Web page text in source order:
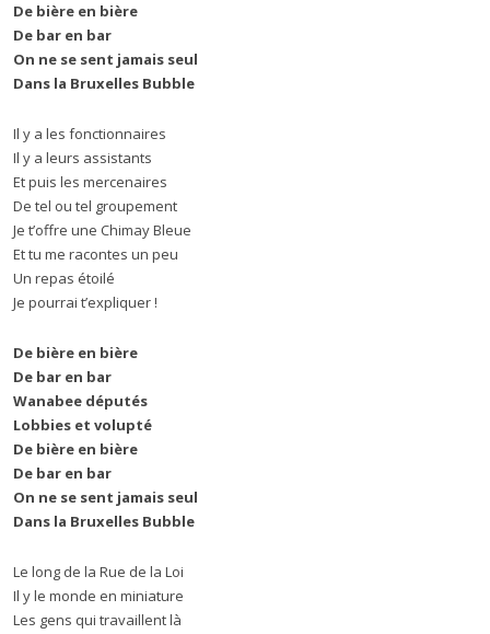
De bière en bière
De bar en bar
On ne se sent jamais seul
Dans la Bruxelles Bubble
Il y a les fonctionnaires
Il y a leurs assistants
Et puis les mercenaires
De tel ou tel groupement
Je t’offre une Chimay Bleue
Et tu me racontes un peu
Un repas étoilé
Je pourrai t’expliquer !
De bière en bière
De bar en bar
Wanabee députés
Lobbies et volupté
De bière en bière
De bar en bar
On ne se sent jamais seul
Dans la Bruxelles Bubble
Le long de la Rue de la Loi
Il y le monde en miniature
Les gens qui travaillent là